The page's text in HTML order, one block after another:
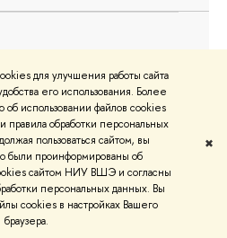
для улучшения работы сайта
его использования. Более
использовании файлов cookies
правила обработки персональных
пользоваться сайтом, вы
были проинформированы об
сайтом НИУ ВШЭ и согласны
персональных данных. Вы
cookies в настройках Вашего
браузера.
✖
конкурса РФФИ
итоги первого конкурса
аспирантами,
вузах и научных
победителей, чьи